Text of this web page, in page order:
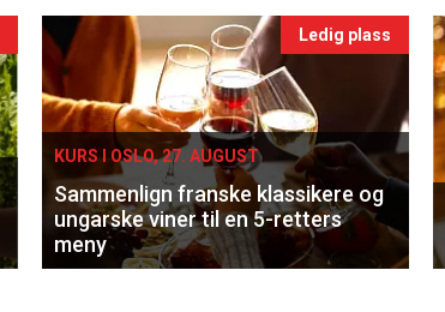
Ledig plass
KURS I OSLO, 27. AUGUST
Sammenlign franske klassikere og
ungarske viner til en 5-retters
meny